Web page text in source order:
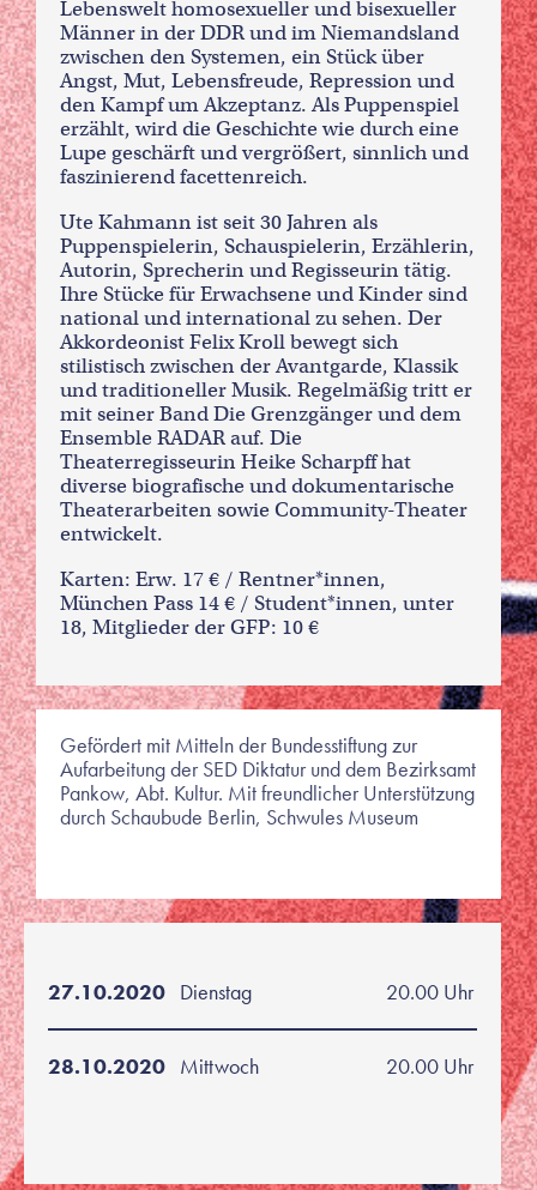
Lebenswelt homosexueller und bisexueller
Männer in der DDR und im Niemandsland
zwischen den Systemen, ein Stück über
Angst, Mut, Lebensfreude, Repression und
den Kampf um Akzeptanz. Als Puppenspiel
erzählt, wird die Geschichte wie durch eine
Lupe geschärft und vergrößert, sinnlich und
faszinierend facettenreich.
Ute Kahmann ist seit 30 Jahren als
Puppenspielerin, Schauspielerin, Erzählerin,
Autorin, Sprecherin und Regisseurin tätig.
Ihre Stücke für Erwachsene und Kinder sind
national und international zu sehen. Der
Akkordeonist Felix Kroll bewegt sich
stilistisch zwischen der Avantgarde, Klassik
und traditioneller Musik. Regelmäßig tritt er
mit seiner Band Die Grenzgänger und dem
Ensemble RADAR auf. Die
Theaterregisseurin Heike Scharpff hat
diverse biografische und dokumentarische
Theaterarbeiten sowie Community-Theater
entwickelt.
Karten: Erw. 17 € / Rentner*innen,
München Pass 14 € / Student*innen, unter
18, Mitglieder der GFP: 10 €
Gefördert mit Mitteln der Bundesstiftung zur
Aufarbeitung der SED Diktatur und dem Bezirksamt
Pankow, Abt. Kultur. Mit freundlicher Unterstützung
durch Schaubude Berlin, Schwules Museum
27.10.2020 Dienstag 20.00 Uhr
28.10.2020 Mittwoch 20.00 Uhr